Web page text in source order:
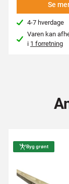
Se
4-7 hverdage
Varen kan
i 1 forretning
Byg grønt